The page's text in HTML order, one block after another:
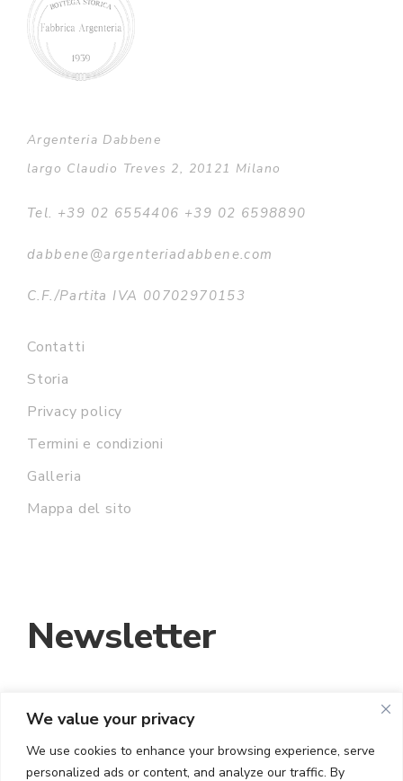
We value your privacy
We use cookies to enhance your browsing experience, serve
personalized ads or content, and analyze our traffic. By
Argenteria Dabbene
largo Claudio Treves 2, 20121 Milano
Tel. +39 02 6554406 +39 02 6598890
dabbene@argenteriadabbene.com
C.F./Partita IVA 00702970153
Contatti
Storia
Privacy policy
Termini e condizioni
Galleria
Mappa del sito
Newsletter
INDIRIZZO EMAIL: